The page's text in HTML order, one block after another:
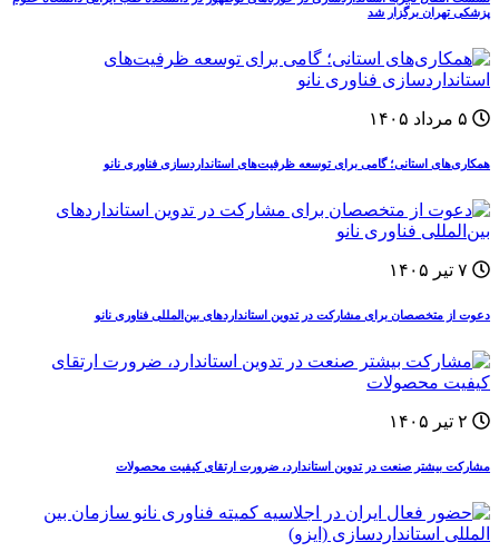
پزشکی تهران برگزار شد
همکاری‌های استانی؛ گامی برای توسعه ظرفیت‌های استانداردسازی فناوری نانو
دعوت از متخصصان برای مشارکت در تدوین استانداردهای بین‌المللی فناوری نانو
مشارکت بیشتر صنعت در تدوین استاندارد، ضرورت ارتقای کیفیت محصولات